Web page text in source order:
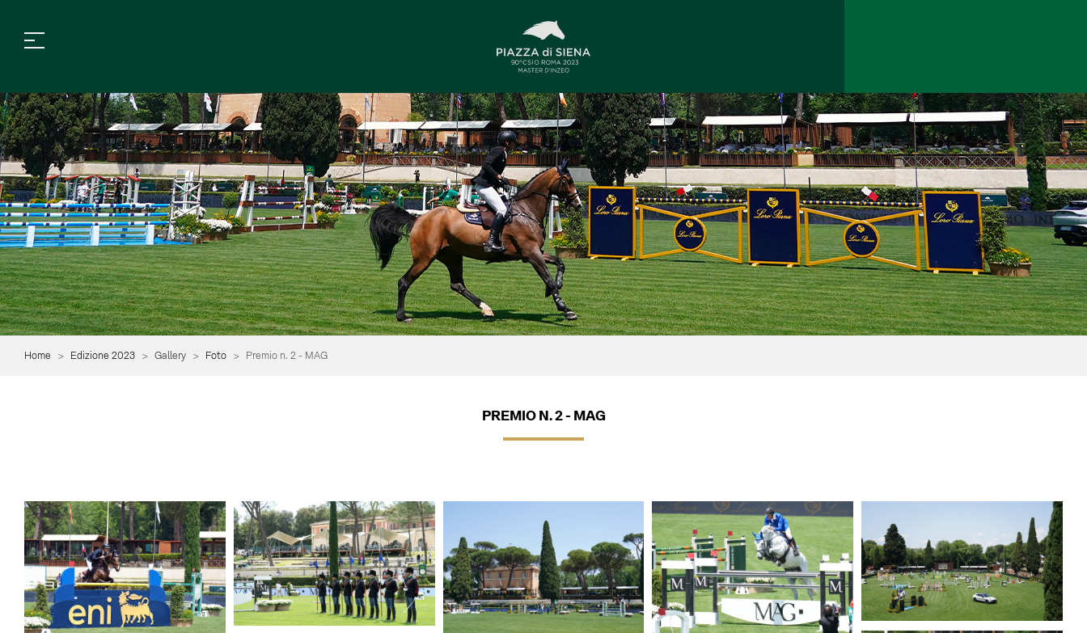
Home Edizione 2023 Gallery Foto Premio n. 2 - MAG
PREMIO N. 2 - MAG